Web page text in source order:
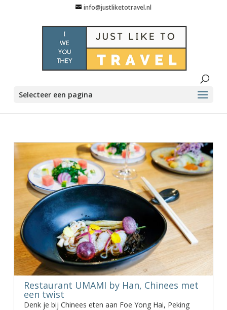
info@justliketotravel.nl
Selecteer een pagina
Restaurant UMAMI by Han, Chinees met
een twist
Denk je bij Chinees eten aan Foe Yong Hai, Peking